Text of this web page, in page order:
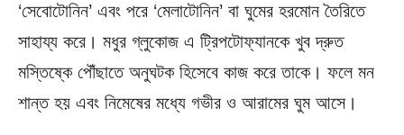
‘সেবোটোনিন’ এবং পরে ‘মেলাটোনিন’ বা ঘুমের হরমোন তৈরিতে
সাহায্য করে। মধুর গ্লুকোজ এ ট্রিপটোফ্যানকে খুব দ্রুত
মস্তিষ্কে পৌঁছাতে অনুঘটক হিসেবে কাজ করে তাকে। ফলে মন
শান্ত হয় এবং নিমেষের মধ্যে গভীর ও আরামের ঘুম আসে।